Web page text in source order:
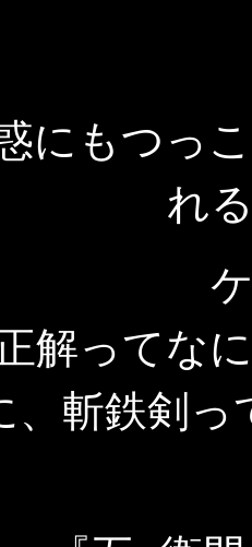
にもつっ
れ
正解ってな
、斬鉄剣